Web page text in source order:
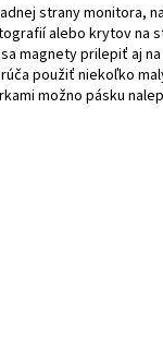
strany monitora,
alebo krytov na
magnety prilepiť aj
použiť niekoľko
možno pásku